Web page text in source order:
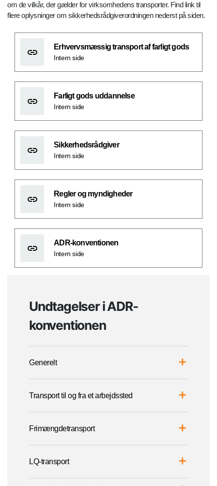
om de vilkår, der gælder for virksomhedens transporter. Find link til
flere oplysninger om sikkerhedsrådgiverordningen nederst på siden.
Erhvervsmæssig transport af farligt gods
Intern side
Farligt gods uddannelse
Intern side
Sikkerhedsrådgiver
Intern side
Regler og myndigheder
Intern side
ADR-konventionen
Intern side
Undtagelser i ADR-
konventionen
Generelt
Transport til og fra et arbejdssted
Frimængdetransport
LQ-transport